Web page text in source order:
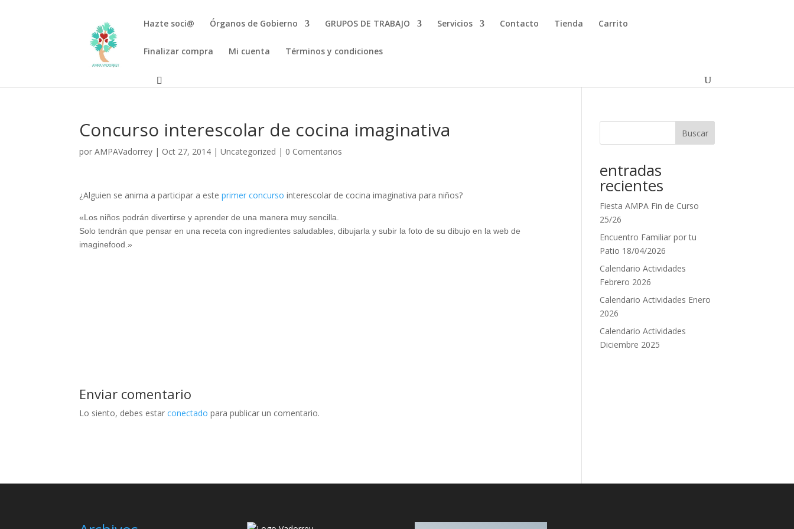
Hazte soci@ Órganos de Gobierno GRUPOS DE TRABAJO Servicios Contacto Tienda Carrito
Finalizar compra Mi cuenta Términos y condiciones
Concurso interescolar de cocina imaginativa
porAMPAVadorrey | Oct 27, 2014 |Uncategorized | 0 Comentarios
¿Alguien se anima a participar a esteprimer concurso interescolar de cocina imaginativa para niños?
«Los niños podrán divertirse y aprender de una manera muy sencilla.
Solo tendrán que pensar en una receta con ingredientes saludables, dibujarla y subir la foto de su dibujo en la web de
imaginefood.»
Enviar comentario
Lo siento, debes estarconectado para publicar un comentario.
Buscar
entradas
recientes
Fiesta AMPA Fin de Curso
25/26
Encuentro Familiar por tu
Patio 18/04/2026
Calendario Actividades
Febrero 2026
Calendario Actividades Enero
2026
Calendario Actividades
Diciembre 2025